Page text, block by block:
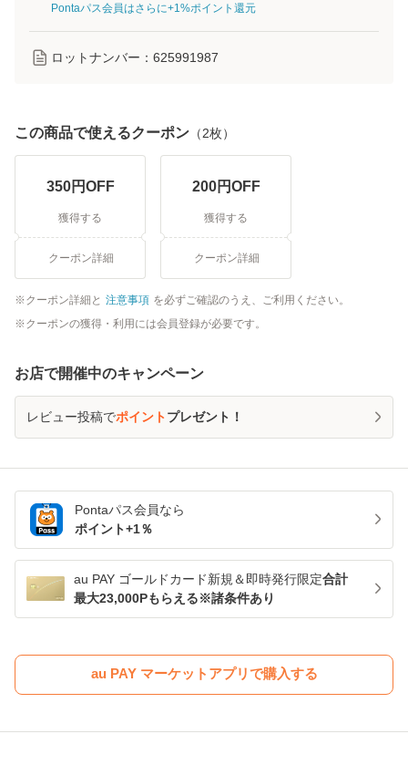
Pontaパス会員はさらに+1%ポイント還元
ロットナンバー： 625991987
この商品で使えるクーポン （2枚）
350円OFF
獲得する
クーポン詳細
200円OFF
獲得する
クーポン詳細
クーポン詳細と 注意事項 を必ずご確認のうえ、ご利用ください。
クーポンの獲得・利用には会員登録が必要です。
お店で開催中のキャンペーン
レビュー投稿でポイントプレゼント！
Pontaパス会員なら
ポイント+1％
au PAY ゴールドカード新規＆即時発行限定合計
最大23,000Pもらえる※諸条件あり
au PAY マーケットアプリで購入する